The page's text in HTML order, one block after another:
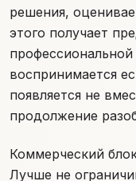
решения,
этого получает
воспринимается
появляется не
продолжение
Коммерческий
Лучше не